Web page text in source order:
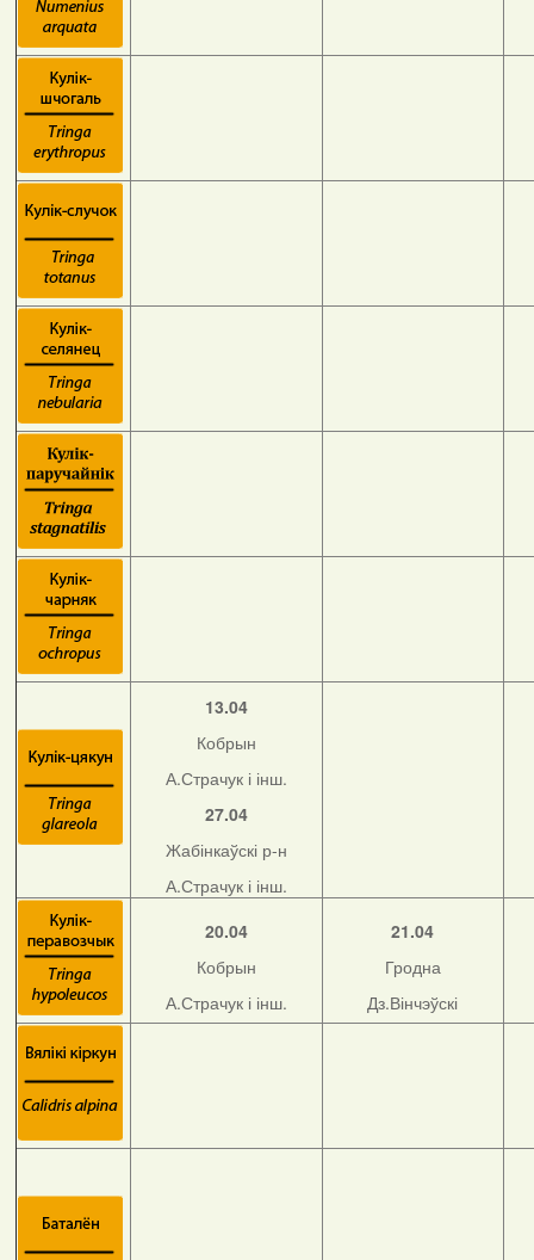
13.04
Кобрын
А.Страчук і інш.
27.04
Жабінкаўскі р-н
А.Страчук і інш.
20.04
Кобрын
А.Страчук і інш.
21.04
Гродна
Дз.Вінчэўскі